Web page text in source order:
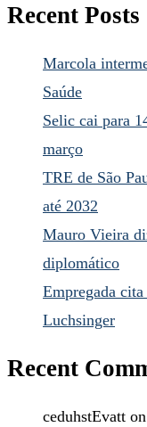
Recent Posts
Marcola
Saúde
Selic cai para
março
TRE de São
até 2032
Mauro Vieira
diplomático
Empregada
Luchsinger
Recent
ceduhstEvatt on